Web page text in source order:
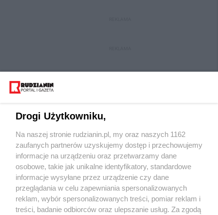
Wydawca mediów lokalnych
Nie zapomnij
zapoznać się z:
polityką prywatności regulamin korzystania z portali
Drogi Użytkowniku,
Na naszej stronie rudzianin.pl, my oraz naszych 1162
zaufanych partnerów uzyskujemy dostęp i przechowujemy
informacje na urządzeniu oraz przetwarzamy dane
osobowe, takie jak unikalne identyfikatory, standardowe
informacje wysyłane przez urządzenie czy dane
przeglądania w celu zapewniania spersonalizowanych
reklam, wybór spersonalizowanych treści, pomiar reklam i
treści, badanie odbiorców oraz ulepszanie usług. Za zgodą